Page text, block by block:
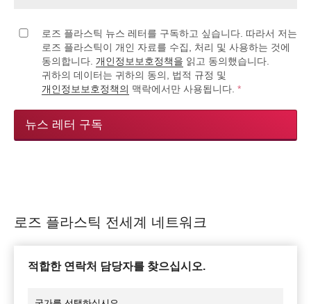
로즈 플라스틱 뉴스 레터를 구독하고 싶습니다. 따라서 저는
로즈 플라스틱이 개인 자료를 수집, 처리 및 사용하는 것에
동의합니다. 개인정보보호정책을 읽고 동의했습니다.
귀하의 데이터는 귀하의 동의, 법적 규정 및
개인정보보호정책의 맥락에서만 사용됩니다. *
뉴스 레터 구독
로즈 플라스틱 전세계 네트워크
적합한 연락처 담당자를 찾으십시오.